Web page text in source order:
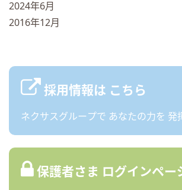
2024年6月
2016年12月
採用情報は こちら
ネクサスグループで あなたの力を 発
保護者さま ログインペー